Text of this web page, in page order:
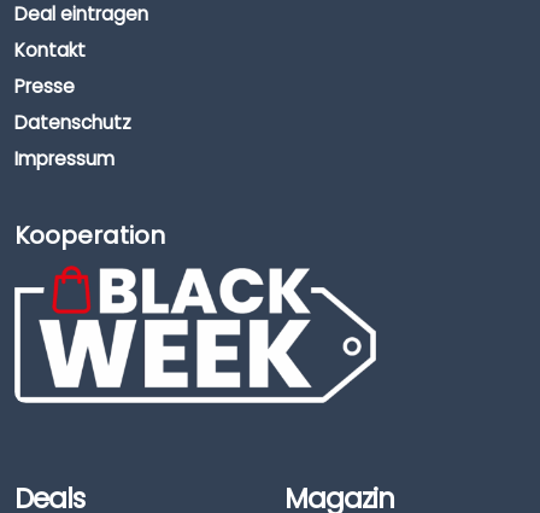
Deal eintragen
Kontakt
Presse
Datenschutz
Impressum
Kooperation
Deals Magazin